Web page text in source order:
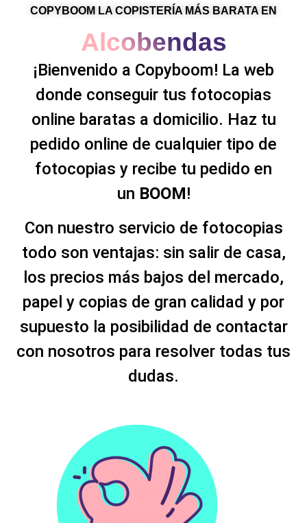
COPYBOOM LA COPISTERÍA MÁS BARATA EN
Alcobendas
¡Bienvenido a Copyboom! La web
donde conseguir tus fotocopias
online baratas a domicilio. Haz tu
pedido online de cualquier tipo de
fotocopias y recibe tu pedido en
un BOOM!
Con nuestro servicio de fotocopias
todo son ventajas: sin salir de casa,
los precios más bajos del mercado,
papel y copias de gran calidad y por
supuesto la posibilidad de contactar
con nosotros para resolver todas tus
dudas.